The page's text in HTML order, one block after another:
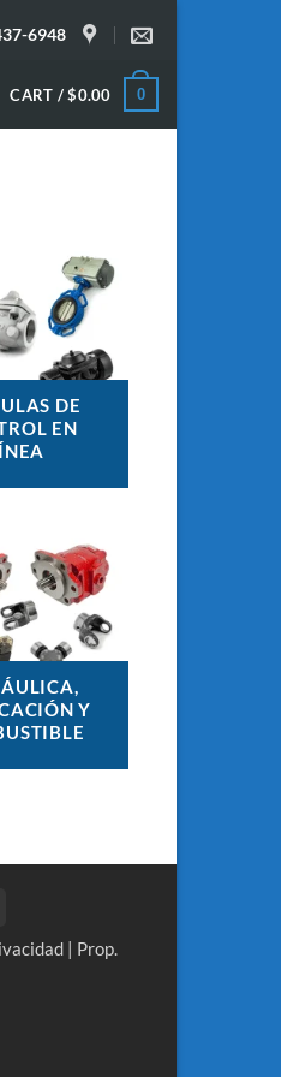
6948
CART /$0.00 0
DE
EN
Y
Stripe
| Prop.